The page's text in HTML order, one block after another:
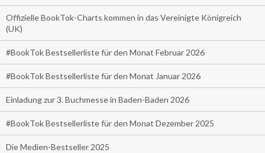
Offizielle BookTok-Charts kommen in das Vereinigte Königreich
(UK)
#BookTok Bestsellerliste für den Monat Februar 2026
#BookTok Bestsellerliste für den Monat Januar 2026
Einladung zur 3. Buchmesse in Baden-Baden 2026
#BookTok Bestsellerliste für den Monat Dezember 2025
Die Medien-Bestseller 2025